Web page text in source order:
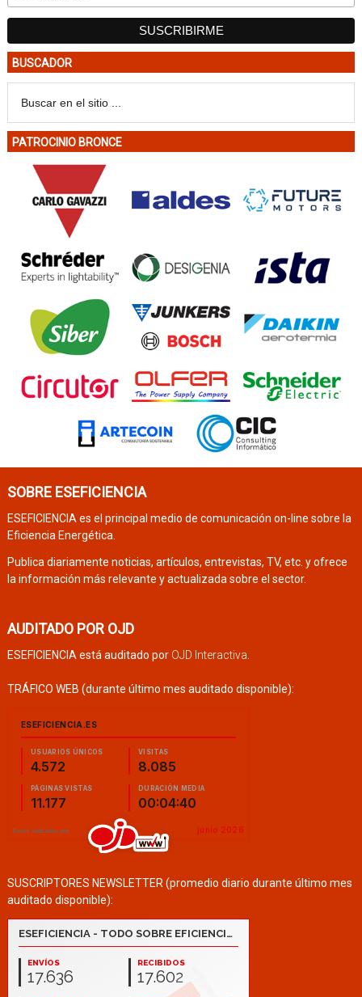
BUSCADOR
PATROCINIO BRONCE
SOBRE ESEFICIENCIA
ESEFICIENCIA es el principal medio de comunicación on-line sobre la
Eficiencia Energética.
Publica diariamente noticias, artículos, entrevistas, TV, etc. y ofrece
la información más relevante y actualizada sobre el sector.
AUDITADO POR OJD
ESEFICIENCIA está auditado por OJD Interactiva
TRÁFICO WEB (durante último mes auditado disponible):
SUSCRIPTORES NEWSLETTER (promedio diario durante último mes
auditado disponible):